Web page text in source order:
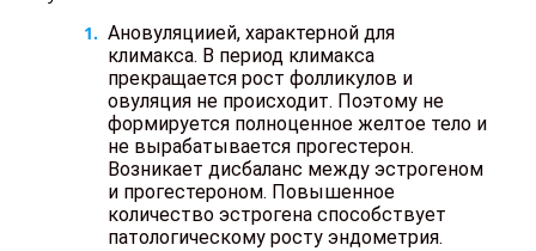
Ановуляциией, характерной для
климакса. В период климакса
прекращается рост фолликулов и
овуляция не происходит. Поэтому не
формируется полноценное желтое тело и
не вырабатывается прогестерон.
Возникает дисбаланс между эстрогеном
и прогестероном. Повышенное
количество эстрогена способствует
патологическому росту эндометрия.